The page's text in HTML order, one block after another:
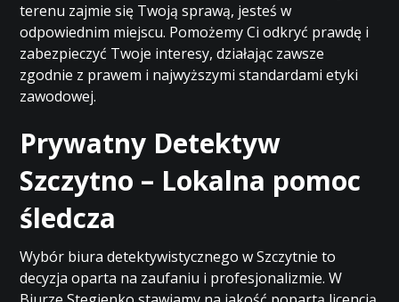
terenu zajmie się Twoją sprawą, jesteś w
odpowiednim miejscu. Pomożemy Ci odkryć prawdę i
zabezpieczyć Twoje interesy, działając zawsze
zgodnie z prawem i najwyższymi standardami etyki
zawodowej.
Prywatny Detektyw
Szczytno – Lokalna pomoc
śledcza
Wybór biura detektywistycznego w Szczytnie to
decyzja oparta na zaufaniu i profesjonalizmie. W